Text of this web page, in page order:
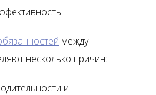
между
несколько причин:
и